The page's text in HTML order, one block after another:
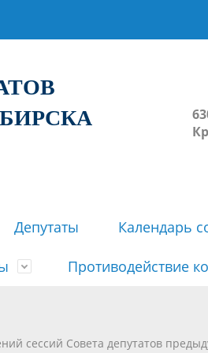
Депутаты Календарь
решений сессий Совета
Противодействие
сессий Совета депутатов